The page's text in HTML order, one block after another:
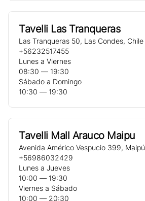
Tavelli Las Tranqueras
Las Tranqueras 50, Las Condes, Chile
+56232517455
Lunes a Viernes
08:30 ― 19:30
Sábado a Domingo
10:30 ― 19:30
Tavelli Mall Arauco Maipu
Avenida Américo Vespucio 399, Maipú
+56986032429
Lunes a Jueves
10:00 ― 19:30
Viernes a Sábado
10:00 ― 20:30